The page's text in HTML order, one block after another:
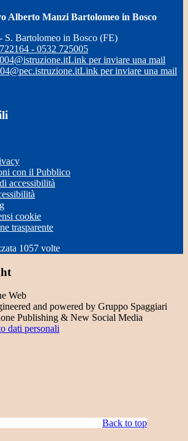
Alberto Manzi Bartolomeo in Bosco
S. Bartolomeo in Bosco (FE)
- 0532 725005
Link per inviare una mail
Link per inviare una mail
con il Pubblico
accessibilità
cookie
trasparente
1057 volte
and powered by Gruppo Spaggiari
Publishing & New Social Media
dati personali
Back to top